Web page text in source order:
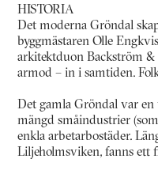
HISTORIA
Det moderna Gröndal
byggmästaren Olle
arkitektduon Backström
armod – in i samtiden.
Det gamla Gröndal var en
mängd småindustrier
enkla arbetarbostäder.
Liljeholmsviken, fanns ett